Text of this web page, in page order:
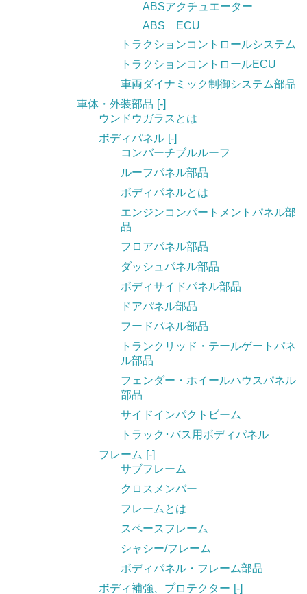
ABSアクチュエーター
ABS ECU
トラクションコントロールシステム
トラクションコントロールECU
車両ダイナミック制御システム部品
車体・外装部品 [-]
ウンドウガラスとは
ボディパネル [-]
コンバーチブルルーフ
ルーフパネル部品
ボディパネルとは
エンジンコンパートメントパネル部
品
フロアパネル部品
ダッシュパネル部品
ボディサイドパネル部品
ドアパネル部品
フードパネル部品
トランクリッド・テールゲートパネ
ル部品
フェンダー・ホイールハウスパネル
部品
サイドインパクトビーム
トラック･バス用ボディパネル
フレーム [-]
サブフレーム
クロスメンバー
フレームとは
スペースフレーム
シャシー/フレーム
ボディパネル・フレーム部品
ボディ補強、プロテクター [-]